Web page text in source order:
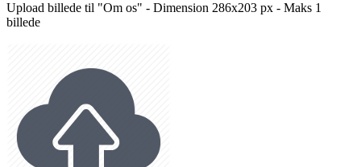
Upload billede til "Om os" - Dimension 286x203 px - Maks 1
billede